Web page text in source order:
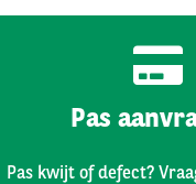
Pas
Pas kwijt of defect?